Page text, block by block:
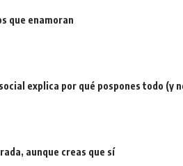
que enamoran
explica por qué pospones todo (y
aunque creas que sí